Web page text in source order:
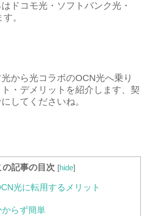
ドコモ光・ソフトバンク光・
。
から光コラボのOCN光へ乗り
・デメリットを紹介します、契
してくださいね。
の記事の目次 [hide]
光に転用するメリット
らず簡単